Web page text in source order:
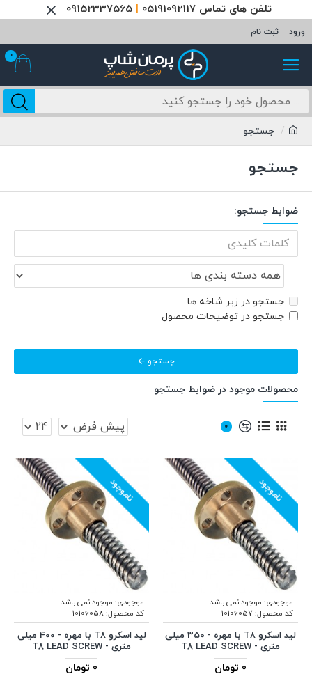
تلفن های تماس 05191092117 09152337565
ورود ثبت نام
0
جستجو
جستجو
ضوابط جستجو:
جستجو در زیر شاخه ها
جستجو در توضیحات محصول
جستجو
محصولات موجود در ضوابط جستجو
0
ناموجود
موجودی: موجود نمی باشد
کد محصول:10106057
لید اسکرو T8 با مهره - 350 میلی
متری - T8 LEAD SCREW
0 تومان
ناموجود
موجودی: موجود نمی باشد
کد محصول:10106058
لید اسکرو T8 با مهره - 400 میلی
متری - T8 LEAD SCREW
0 تومان